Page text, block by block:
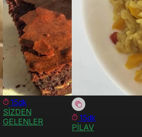
15dk
SİZDEN
GELENLER
15dk
PİLAV